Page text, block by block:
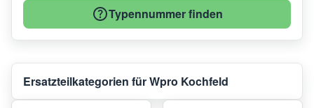
Typennummer finden
Ersatzteilkategorien für Wpro Kochfeld